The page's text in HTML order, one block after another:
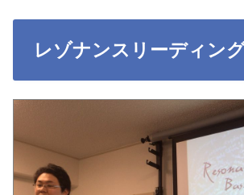
レゾナンスリーディン